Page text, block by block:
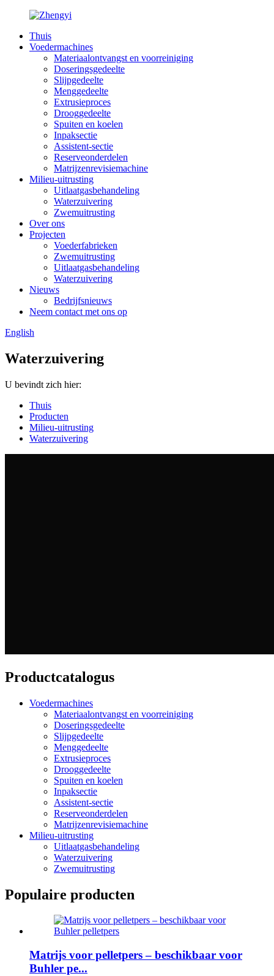
Thuis
Voedermachines
Materiaalontvangst en voorreiniging
Doseringsgedeelte
Slijpgedeelte
Menggedeelte
Extrusieproces
Drooggedeelte
Spuiten en koelen
Inpaksectie
Assistent-sectie
Reserveonderdelen
Matrijzenrevisiemachine
Milieu-uitrusting
Uitlaatgasbehandeling
Waterzuivering
Zwemuitrusting
Over ons
Projecten
Voederfabrieken
Zwemuitrusting
Uitlaatgasbehandeling
Waterzuivering
Nieuws
Bedrijfsnieuws
Neem contact met ons op
English
Waterzuivering
U bevindt zich hier:
Thuis
Producten
Milieu-uitrusting
Waterzuivering
Productcatalogus
Voedermachines
Materiaalontvangst en voorreiniging
Doseringsgedeelte
Slijpgedeelte
Menggedeelte
Extrusieproces
Drooggedeelte
Spuiten en koelen
Inpaksectie
Assistent-sectie
Reserveonderdelen
Matrijzenrevisiemachine
Milieu-uitrusting
Uitlaatgasbehandeling
Waterzuivering
Zwemuitrusting
Populaire producten
Matrijs voor pelletpers – beschikbaar voor
Buhler pe...